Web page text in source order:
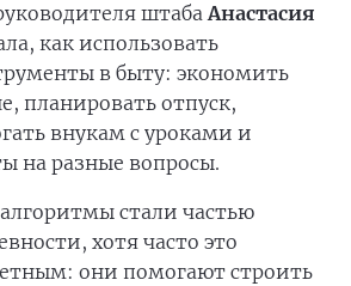
штабаАнастасия
как использовать
в быту: экономить
планировать отпуск,
внукам с уроками и
на разные вопросы.
стали частью
хотя часто это
они помогают строить